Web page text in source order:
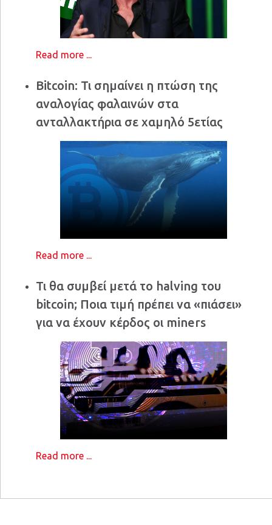
Read more ...
Bitcoin: Τι σημαίνει η πτώση της
αναλογίας φαλαινών στα
ανταλλακτήρια σε χαμηλό 5ετίας
Read more ...
Τι θα συμβεί μετά το halving του
bitcoin; Ποια τιμή πρέπει να «πιάσει»
για να έχουν κέρδος οι miners
Read more ...